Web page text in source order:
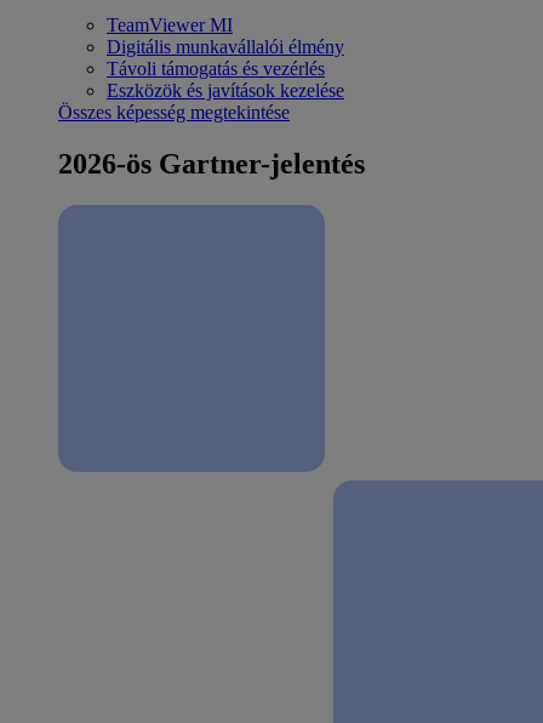
TeamViewer MI
Digitális munkavállalói élmény
Távoli támogatás és vezérlés
Eszközök és javítások kezelése
Összes képesség megtekintése
2026-ös Gartner-jelentés